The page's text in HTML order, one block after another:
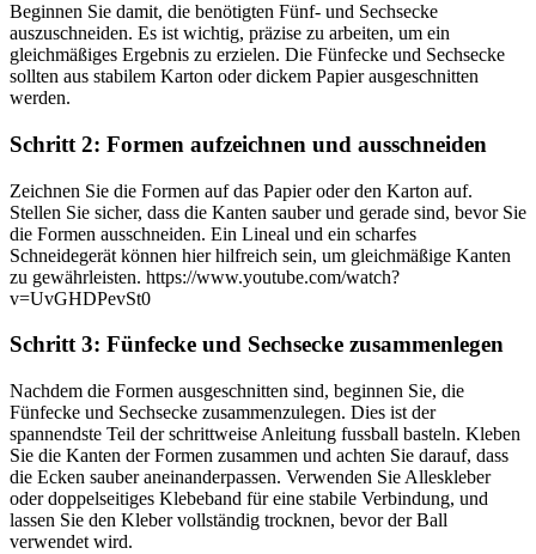
Beginnen Sie damit, die benötigten Fünf- und Sechsecke
auszuschneiden. Es ist wichtig, präzise zu arbeiten, um ein
gleichmäßiges Ergebnis zu erzielen. Die Fünfecke und Sechsecke
sollten aus stabilem Karton oder dickem Papier ausgeschnitten
werden.
Schritt 2: Formen aufzeichnen und ausschneiden
Zeichnen Sie die Formen auf das Papier oder den Karton auf.
Stellen Sie sicher, dass die Kanten sauber und gerade sind, bevor Sie
die Formen ausschneiden. Ein Lineal und ein scharfes
Schneidegerät können hier hilfreich sein, um gleichmäßige Kanten
zu gewährleisten. https://www.youtube.com/watch?
v=UvGHDPevSt0
Schritt 3: Fünfecke und Sechsecke zusammenlegen
Nachdem die Formen ausgeschnitten sind, beginnen Sie, die
Fünfecke und Sechsecke zusammenzulegen. Dies ist der
spannendste Teil der schrittweise Anleitung fussball basteln. Kleben
Sie die Kanten der Formen zusammen und achten Sie darauf, dass
die Ecken sauber aneinanderpassen. Verwenden Sie Alleskleber
oder doppelseitiges Klebeband für eine stabile Verbindung, und
lassen Sie den Kleber vollständig trocknen, bevor der Ball
verwendet wird.